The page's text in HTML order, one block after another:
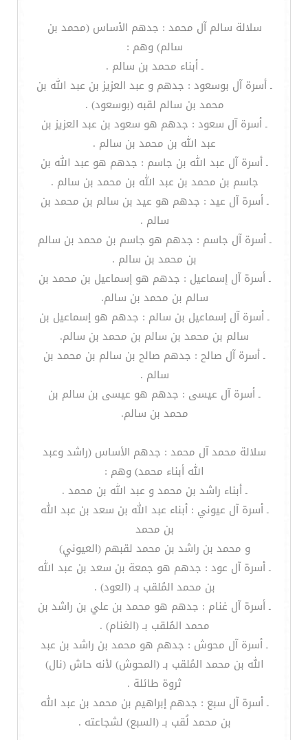
سلالة سالم آل محمد : جدهم الأساس (محمد بن
سالم) وهم :
ـ أبناء محمد بن سالم .
ـ أسرة آل بوسعود : جدهم و عبد العزيز بن عبد الله بن
محمد بن سالم لقبه (بوسعود) .
ـ أسرة آل سعود : جدهم هو سعود بن عبد العزيز بن
عبد الله بن محمد بن سالم .
ـ أسرة آل عبد الله بن جاسم : جدهم هو عبد الله بن
جاسم بن محمد بن عبد الله بن محمد بن سالم .
ـ أسرة آل عيد : جدهم هو عيد بن سالم بن محمد بن
سالم .
ـ أسرة آل جاسم : جدهم هو جاسم بن محمد بن سالم
بن محمد بن سالم .
ـ أسرة آل إسماعيل : جدهم هو إسماعيل بن محمد بن
سالم بن محمد بن سالم.
ـ أسرة آل إسماعيل بن سالم : جدهم هو إسماعيل بن
سالم بن محمد بن سالم بن محمد بن سالم.
ـ أسرة آل صالح : جدهم صالح بن سالم بن محمد بن
سالم .
ـ أسرة آل عيسى : جدهم هو عيسى بن سالم بن
محمد بن سالم.
سلالة محمد آل محمد : جدهم الأساس (راشد وعبد
الله أبناء محمد) وهم :
ـ أبناء راشد بن محمد و عبد الله بن محمد .
ـ أسرة آل عيوني : أبناء عبد الله بن سعد بن عبد الله
بن محمد
و محمد بن راشد بن محمد لقبهم (العيوني)
ـ أسرة آل عود : جدهم هو جمعة بن سعد بن عبد الله
بن محمد المُلقب بـ (العود) .
ـ أسرة آل غنام : جدهم هو محمد بن علي بن راشد بن
محمد المُلقب بـ (الغنام) .
ـ أسرة آل محوش : جدهم هو محمد بن راشد بن عبد
الله بن محمد المُلقب بـ (المحوش) لأنه حاش (نال)
ثروة طائلة .
ـ أسرة آل سبع : جدهم إبراهيم بن محمد بن عبد الله
بن محمد لُقب بـ (السبع) لشجاعته .